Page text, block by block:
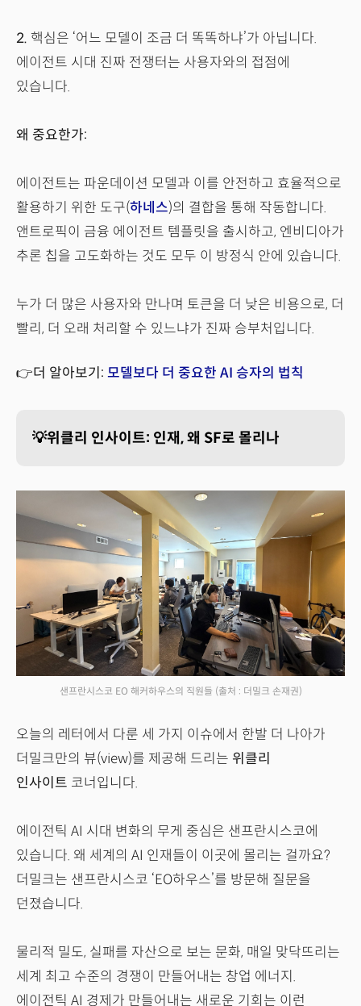
2. 핵심은 ‘어느 모델이 조금 더 똑똑하냐’가 아닙니다.
에이전트 시대 진짜 전쟁터는 사용자와의 접점에
있습니다.
왜 중요한가:
에이전트는 파운데이션 모델과 이를 안전하고 효율적으로
활용하기 위한 도구(하네스)의 결합을 통해 작동합니다.
앤트로픽이 금융 에이전트 템플릿을 출시하고, 엔비디아가
추론 칩을 고도화하는 것도 모두 이 방정식 안에 있습니다.
누가 더 많은 사용자와 만나며 토큰을 더 낮은 비용으로, 더
빨리, 더 오래 처리할 수 있느냐가 진짜 승부처입니다.
👉더 알아보기: 모델보다 더 중요한 AI 승자의 법칙
💡위클리 인사이트: 인재, 왜 SF로 몰리나
샌프란시스코 EO 해커하우스의 직원들 (출처 : 더밀크 손재권)
오늘의 레터에서 다룬 세 가지 이슈에서 한발 더 나아가
더밀크만의 뷰(view)를 제공해 드리는 위클리
인사이트 코너입니다.
에이전틱 AI 시대 변화의 무게 중심은 샌프란시스코에
있습니다. 왜 세계의 AI 인재들이 이곳에 몰리는 걸까요?
더밀크는 샌프란시스코 ‘EO하우스’를 방문해 질문을
던졌습니다.
물리적 밀도, 실패를 자산으로 보는 문화, 매일 맞닥뜨리는
세계 최고 수준의 경쟁이 만들어내는 창업 에너지.
에이전틱 AI 경제가 만들어내는 새로운 기회는 이런